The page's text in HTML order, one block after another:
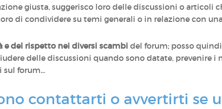
giusta, suggerisco loro delle discussioni o articoli
di condividere su temi generali o in relazione con
e del rispetto nei diversi scambi del forum; posso
delle discussioni quando sono datate, prevenire i
forum...
contattarti o avvertirti se